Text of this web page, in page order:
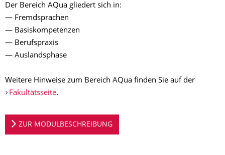
Der Bereich AQua gliedert sich in:
— Fremdsprachen
— Basiskompetenzen
— Berufspraxis
— Auslandsphase
Weitere Hinweise zum Bereich AQua finden Sie auf der
Fakultätsseite.
ZUR MODULBESCHREIBUNG